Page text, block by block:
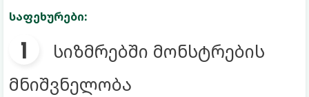
საფეხურები:
სიზმრებში მონსტრების
მნიშვნელობა